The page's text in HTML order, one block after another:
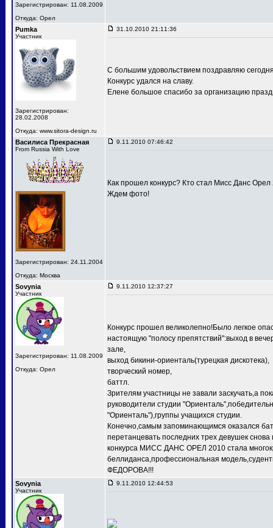
Зарегистрирован: 11.08.2009
Откуда: Орел
Pumka
Участник
Зарегистрирован:
28.02.2008
Откуда: www.sitora-design.ru
31.10.2010 21:11:36
С большим удовольствием поздравляю
Конкурс удался на славу.
Елене большое спасибо за организацию
Василиса Прекрасная
From Russia With Love
Зарегистрирован: 24.11.2004
Откуда: Москва
9.11.2010 07:46:42
Как прошел конкурс? Кто стал Мисс Данс Орел
Ждем фото!
Sovynia
Участник
Зарегистрирован: 11.08.2009
Откуда: Орел
9.11.2010 12:37:27
Конкурс прошел великолепно!Было легкое
настоящую "полосу препятствий":выход в
зале,
выход бикини-ориенталь(турецкая дискотека),
творческий номер,
баттл.
Зрителям участницы не завали заскучать,а
руководители студии
"Ориенталь"),группы учащихся студии.
Конечно,самым запоминающимся оказался
перетанцевать последних трех девушек
конкурса МИСС ДАНС ОРЕЛ 2010 стала
беллиданса,профессиональная
ФЕДОРОВА!!!
Sovynia
Участник
9.11.2010 12:44:53